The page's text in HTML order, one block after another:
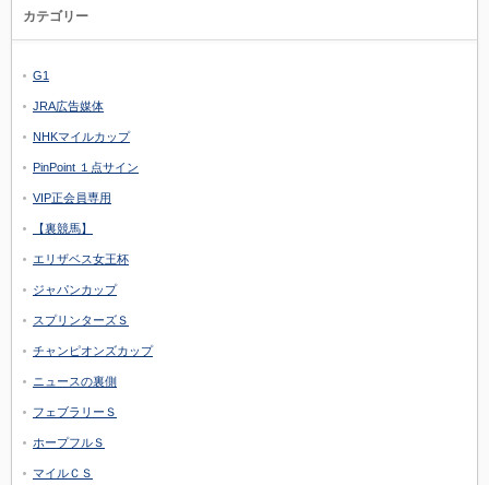
カテゴリー
G1
JRA広告媒体
NHKマイルカップ
PinPoint １点サイン
VIP正会員専用
【裏競馬】
エリザベス女王杯
ジャパンカップ
スプリンターズＳ
チャンピオンズカップ
ニュースの裏側
フェブラリーＳ
ホープフルＳ
マイルＣＳ